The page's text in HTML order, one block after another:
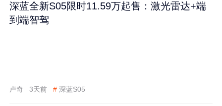
深蓝全新S05限时11.59万起售：激光雷达+端
到端智驾
卢奇 3天前 # 深蓝S05